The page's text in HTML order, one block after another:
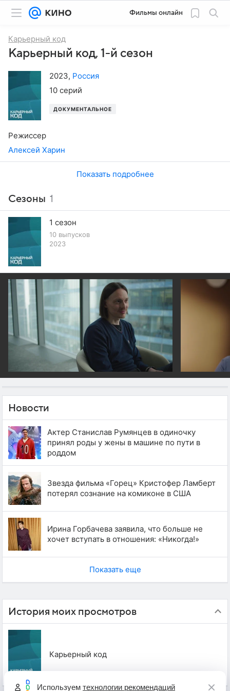
Фильмы онлайн
Карьерный код
Карьерный код, 1-й сезон
2023, Россия
10 серий
ДОКУМЕНТАЛЬНОЕ
Режиссер
Алексей Харин
Показать подробнее
Сезоны 1
1 сезон
10 выпусков
2023
Новости
Актер Станислав Румянцев в одиночку
принял роды у жены в машине по пути в
роддом
Звезда фильма «Горец» Кристофер Ламберт
потерял сознание на комиконе в США
Ирина Горбачева заявила, что больше не
хочет вступать в отношения: «Никогда!»
Показать еще
История моих просмотров
Карьерный код
Используем технологии рекомендаций